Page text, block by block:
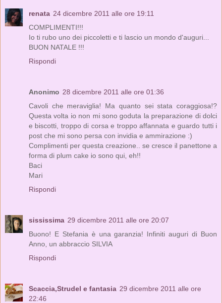
renata 24 dicembre 2011 alle ore 19:11
COMPLIMENTI!!!
Io ti rubo uno dei piccoletti e ti lascio un mondo d'auguri...
BUON NATALE !!!
Rispondi
Anonimo 28 dicembre 2011 alle ore 01:36
Cavoli che meraviglia! Ma quanto sei stata coraggiosa!?
Questa volta io non mi sono goduta la preparazione di dolci
e biscotti, troppo di corsa e troppo affannata e guardo tutti i
post che mi sono persa con invidia e ammirazione :)
Complimenti per questa creazione.. se cresce il panettone a
forma di plum cake io sono qui, eh!!
Baci
Mari
Rispondi
sississima 29 dicembre 2011 alle ore 20:07
Buono! E Stefania è una garanzia! Infiniti auguri di Buon
Anno, un abbraccio SILVIA
Rispondi
Scaccia,Strudel e fantasia 29 dicembre 2011 alle ore
22:46